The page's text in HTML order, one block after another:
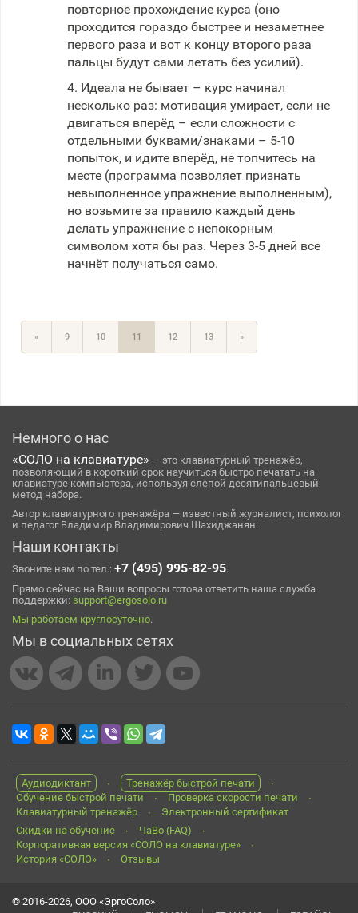
повторное прохождение курса (оно
проходится гораздо быстрее и незаметнее
первого раза и вот к концу второго раза
пальцы будут сами летать без усилий).
4. Идеала не бывает – курс начинал
несколько раз: мотивация умирает, если не
двигаться вперёд – если сложности с
отдельными буквами/знаками – 5-10
попыток, и идите вперёд, не топчитесь на
месте (программа позволяет признать
невыполненное упражнение выполненным),
но возьмите за правило каждый день
делать упражнение с непокорным
символом хотя бы раз. Через 3-5 дней все
начнёт получаться само.
« 9 10 11 12 13 »
Немного о нас
«СОЛО на клавиатуре» — это клавиатурный тренажёр,
позволяющий в короткий срок научиться быстро печатать на
клавиатуре компьютера, используя слепой десятипальцевый
метод набора.
Автор клавиатурного тренажёра — известный журналист, психолог
и педагог Владимир Владимирович Шахиджанян.
Наши контакты
Звоните нам по тел.: +7 (495) 995-82-95.
Прямо сейчас на Ваши вопросы готова ответить наша служба
поддержки: support@ergosolo.ru
Мы работаем круглосуточно.
Мы в социальных сетях
Аудиодиктант
Тренажёр быстрой печати
Обучение быстрой печати
Проверка скорости печати
Клавиатурный тренажёр
Электронный сертификат
Скидки на обучение
ЧаВо (FAQ)
Корпоративная версия «СОЛО на клавиатуре»
История «СОЛО»
Отзывы
© 2016-2026, ООО «ЭргоСоло»